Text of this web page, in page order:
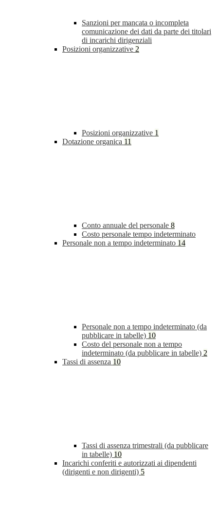
Sanzioni per mancata o incompleta
comunicazione dei dati da parte dei titolari
di incarichi dirigenziali
Posizioni organizzative 2
Posizioni organizzative 1
Dotazione organica 11
Conto annuale del personale 8
Costo personale tempo indeterminato
Personale non a tempo indeterminato 14
Personale non a tempo indeterminato (da
pubblicare in tabelle) 10
Costo del personale non a tempo
indeterminato (da pubblicare in tabelle) 2
Tassi di assenza 10
Tassi di assenza trimestrali (da pubblicare
in tabelle) 10
Incarichi conferiti e autorizzati ai dipendenti
(dirigenti e non dirigenti) 5